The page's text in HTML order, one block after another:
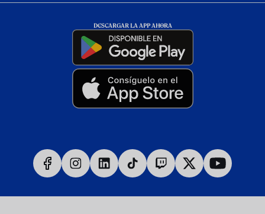
DESCARGAR LA APP AHORA